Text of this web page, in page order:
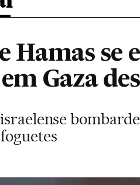
Hamas se
Gaza